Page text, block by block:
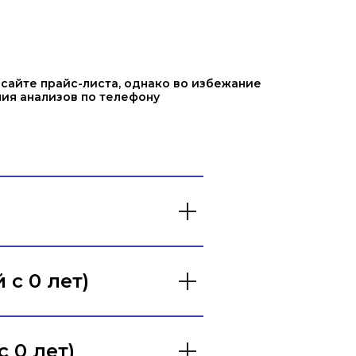
прайс-листа, однако во избежание
анализов по телефону
с 0 лет)
0 лет)